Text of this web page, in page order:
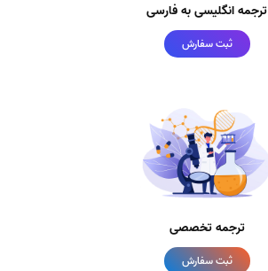
ترجمه انگلیسی به فارسی
ثبت سفارش
ترجمه تخصصی
ثبت سفارش